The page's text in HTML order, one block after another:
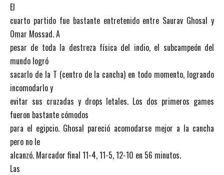
El
cuarto partido fue bastante entretenido entre Saurav Ghosal y
Omar Mossad. A
pesar de toda la destreza física del indio, el subcampeón del
mundo logró
sacarlo de la T (centro de la cancha) en todo momento, logrando
incomodarlo y
evitar sus cruzadas y drops letales. Los dos primeros games
fueron bastante cómodos
para el egipcio. Ghosal pareció acomodarse mejor a la cancha
pero no le
alcanzó. Marcador final 11-4, 11-5, 12-10 en 56 minutos.
Las